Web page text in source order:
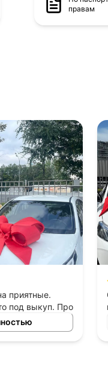
правам
приятные.
под выкуп. Про
только
сделать